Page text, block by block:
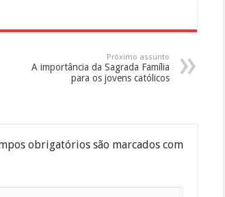
Próximo assunto
A importância da Sagrada Família
para os jovens católicos
obrigatórios são marcados com